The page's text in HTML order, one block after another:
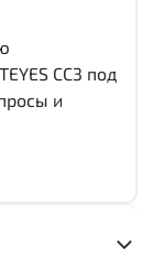
CC3 под
и